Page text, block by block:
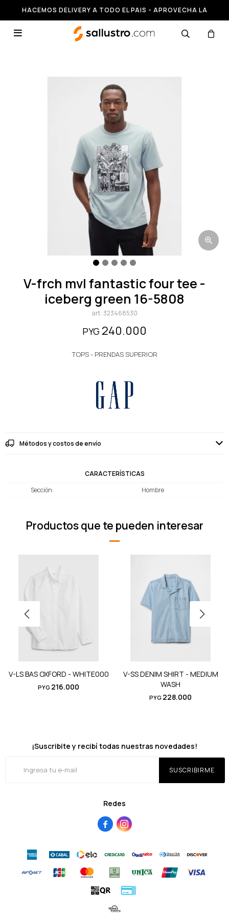
HACEMOS DELIVERY A TODO EL PAIS - APROVECHA LA
RUNNING HASTA 50% OFF

v-frch mvl fantastic four tee -
iceberg green 16-5808
323468530
PYG 240.000
TOPS - PRENDAS SUPERIOR
Métodos y costos de envío
CARACTERÍSTICAS
Sección
Hombre
Productos que te pueden interesar
V-LS BAS OXFORD - WHITE000
PYG 216.000
V-SS DENIM SHIRT - MEDIUM
WASH
PYG 228.000
Redes
 
¡Suscribite y recibí todas nuestras novedades!
SUSCRIBIRME